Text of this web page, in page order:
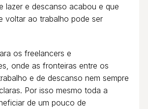
lazer e descanso acabou e que
voltar ao trabalho pode ser
os freelancers e
onde as fronteiras entre os
e de descanso nem sempre
Por isso mesmo toda a
de um pouco de